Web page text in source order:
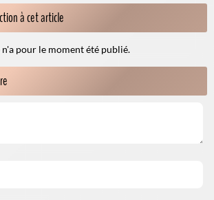
à cet article
pour le moment été publié.